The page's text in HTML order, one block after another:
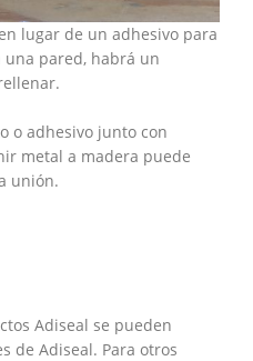
lugar de un adhesivo para
una pared, habrá un
o adhesivo junto con
metal a madera puede
unión.
Adiseal se pueden
de Adiseal. Para otros